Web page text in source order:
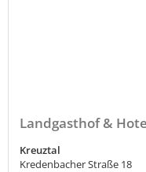
Landgasthof &
Kreuztal
Kredenbacher Straße 18